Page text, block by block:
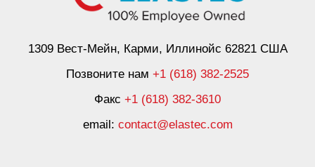
1309 Вест-Мейн, Карми, Иллинойс 62821 США
Позвоните нам +1 (618) 382-2525
Факс +1 (618) 382-3610
email: contact@elastec.com